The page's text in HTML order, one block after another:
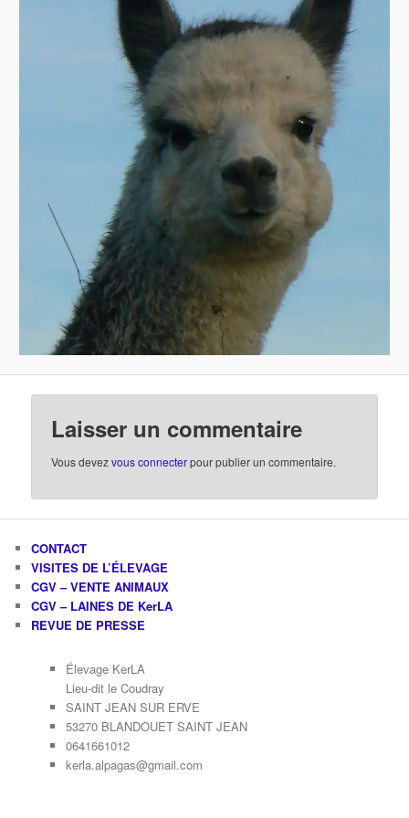
Laisser un commentaire
Vous devezvous connecterpour publier un commentaire.
CONTACT
VISITES DE L’ÉLEVAGE
CGV – VENTE ANIMAUX
CGV – LAINES DE KerLA
REVUE DE PRESSE
Élevage KerLA
Lieu-dit le Coudray
SAINT JEAN SUR ERVE
53270 BLANDOUET SAINT JEAN
0641661012
kerla.alpagas@gmail.com